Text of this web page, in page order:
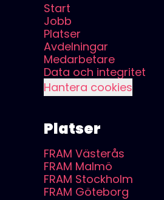
Start
Jobb
Platser
Avdelningar
Medarbetare
Data och integritet
Hantera cookies
Platser
FRAM Västerås
FRAM Malmö
FRAM Stockholm
FRAM Göteborg